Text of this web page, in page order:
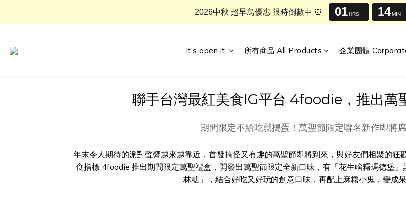
It's open it. 所有商品 All Products 企業團體
聯手台灣最紅美食IG平台 4foodie，推出萬
期間限定不給吃就搗蛋！萬聖節限定聯名新作即將
年末令人期待的派對聲響越來越靠近，首發搞怪又有趣的萬聖節即將到來，與好友們相聚的
食指標 4foodie 推出期間限定萬聖禮盒，開發出萬聖節限定全新口味，有「花生啥糬瑪德堡
林糖」，結合好吃又好玩的創意口味，再配上麻糬小鬼，變成
2026中秋 超早鳥優惠 限時倒數中 ⏰ 01HRS 14MIN